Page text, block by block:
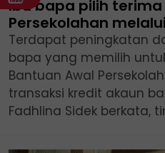
Ibu bapa pilih
Persekolahan
Terdapat peningkatan
bapa yang memilih
Bantuan Awal
transaksi kredit akaun
Fadhlina Sidek berkata,